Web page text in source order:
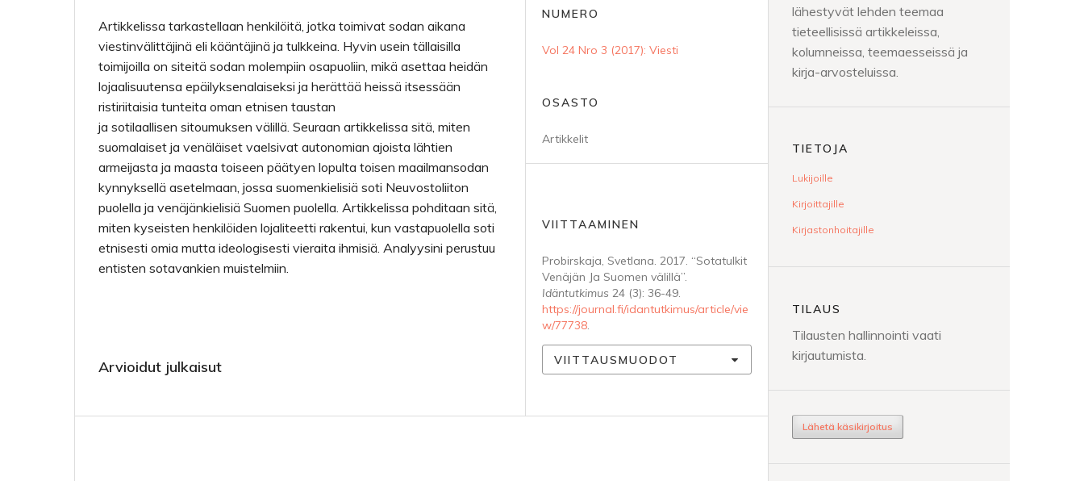
Artikkelissa tarkastellaan henkilöitä, jotka toimivat sodan aikana
viestinvälittäjinä eli kääntäjinä ja tulkkeina. Hyvin usein tällaisilla
toimijoilla on siteitä sodan molempiin osapuoliin, mikä asettaa heidän
lojaalisuutensa epäilyksenalaiseksi ja herättää heissä itsessään
ristiriitaisia tunteita oman etnisen taustan
ja sotilaallisen sitoumuksen välillä. Seuraan artikkelissa sitä, miten
suomalaiset ja venäläiset vaelsivat autonomian ajoista lähtien
armeijasta ja maasta toiseen päätyen lopulta toisen maailmansodan
kynnyksellä asetelmaan, jossa suomenkielisiä soti Neuvostoliiton
puolella ja venäjänkielisiä Suomen puolella. Artikkelissa pohditaan sitä,
miten kyseisten henkilöiden lojaliteetti rakentui, kun vastapuolella soti
etnisesti omia mutta ideologisesti vieraita ihmisiä. Analyysini perustuu
entisten sotavankien muistelmiin.
Arvioidut julkaisut
NUMERO
Vol 24 Nro 3 (2017): Viesti
OSASTO
Artikkelit
VIITTAAMINEN
Probirskaja, Svetlana. 2017. “Sotatulkit
Venäjän Ja Suomen välillä”.
Idäntutkimus 24 (3): 36-49.
https://journal.fi/idantutkimus/article/vie
w/77738.
VIITTAUSMUODOT
lähestyvät lehden teemaa
tieteellisissä artikkeleissa,
kolumneissa, teemaesseissä ja
kirja-arvosteluissa.
TIETOJA
Lukijoille
Kirjoittajille
Kirjastonhoitajille
TILAUS
Tilausten hallinnointi vaati
kirjautumista.
Lähetä käsikirjoitus